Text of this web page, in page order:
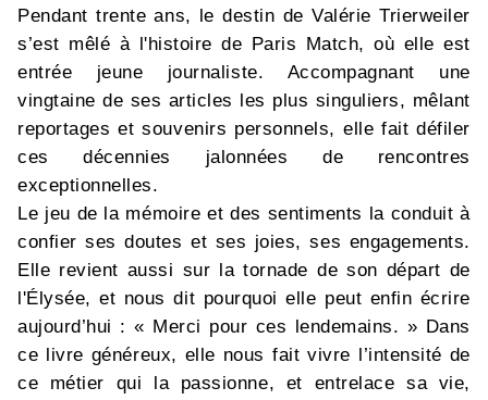
Pendant trente ans, le destin de Valérie Trierweiler
s’est mêlé à l'histoire de Paris Match, où elle est
entrée jeune journaliste. Accompagnant une
vingtaine de ses articles les plus singuliers, mêlant
reportages et souvenirs personnels, elle fait défiler
ces décennies jalonnées de rencontres
exceptionnelles.
Le jeu de la mémoire et des sentiments la conduit à
confier ses doutes et ses joies, ses engagements.
Elle revient aussi sur la tornade de son départ de
l'Élysée, et nous dit pourquoi elle peut enfin écrire
aujourd’hui : « Merci pour ces lendemains. » Dans
ce livre généreux, elle nous fait vivre l’intensité de
ce métier qui la passionne, et entrelace sa vie,